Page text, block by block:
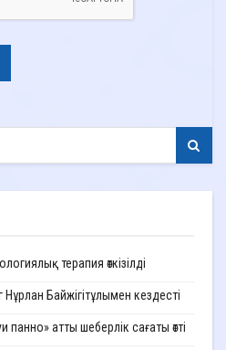
терапия өткізілді
Нұрлан Байжігітұлымен кездесті
атты шеберлік сағаты өтті